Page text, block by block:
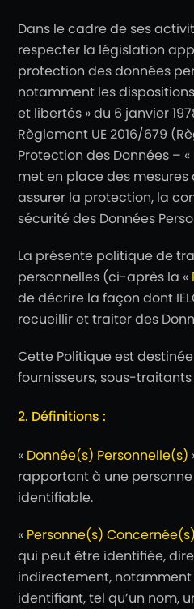
Dans le cadre de ses
respecter la législation
protection des données
notamment les
et libertés » du 6 janvier
Règlement UE 2016/679
Protection des Données – «
met en place des
assurer la protection, la
sécurité des Données
La présente politique de
personnelles (ci-après la «
de décrire la façon dont
recueillir et traiter des
Cette Politique est
fournisseurs, sous-
2. Définitions :
« Donnée(s) Personnelle(s)
rapportant à une
identifiable.
« Personne(s) Concernée(s)
qui peut être identifiée,
indirectement,
identifiant, tel qu’un nom,